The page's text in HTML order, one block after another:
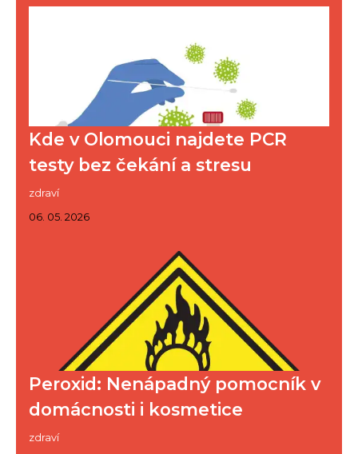
Kde v Olomouci najdete PCR
testy bez čekání a stresu
zdraví
06. 05. 2026
Peroxid: Nenápadný pomocník v
domácnosti i kosmetice
zdraví